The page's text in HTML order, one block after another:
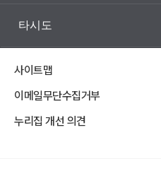
타시도
사이트맵
이메일무단수집거부
누리집 개선 의견